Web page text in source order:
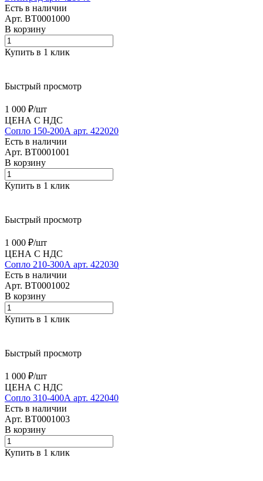
Есть в наличии
Арт. BT0001000
В корзину
Купить в 1 клик
Быстрый просмотр
1 000 ₽/шт
ЦЕНА С НДС
Сопло 150-200А арт. 422020
Есть в наличии
Арт. BT0001001
В корзину
Купить в 1 клик
Быстрый просмотр
1 000 ₽/шт
ЦЕНА С НДС
Сопло 210-300А арт. 422030
Есть в наличии
Арт. BT0001002
В корзину
Купить в 1 клик
Быстрый просмотр
1 000 ₽/шт
ЦЕНА С НДС
Сопло 310-400А арт. 422040
Есть в наличии
Арт. BT0001003
В корзину
Купить в 1 клик